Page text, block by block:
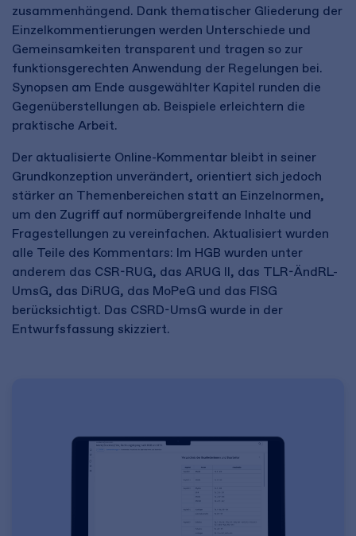
zusammenhängend. Dank thematischer Gliederung der
Einzelkommentierungen werden Unterschiede und
Gemeinsamkeiten transparent und tragen so zur
funktionsgerechten Anwendung der Regelungen bei.
Synopsen am Ende ausgewählter Kapitel runden die
Gegenüberstellungen ab. Beispiele erleichtern die
praktische Arbeit.
Der aktualisierte Online-Kommentar bleibt in seiner
Grundkonzeption unverändert, orientiert sich jedoch
stärker an Themenbereichen statt an Einzelnormen,
um den Zugriff auf normübergreifende Inhalte und
Fragestellungen zu vereinfachen. Aktualisiert wurden
alle Teile des Kommentars: Im HGB wurden unter
anderem das CSR-RUG, das ARUG II, das TLR-ÄndRL-
UmsG, das DiRUG, das MoPeG und das FISG
berücksichtigt. Das CSRD-UmsG wurde in der
Entwurfsfassung skizziert.